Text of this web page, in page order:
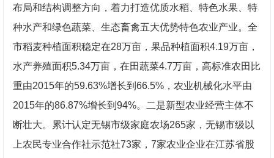
布局和结构调整方向，着力打造优质水稻、特色水果、特
种水产和绿色蔬菜、生态畜禽五大优势特色农业产业。全
市稻麦种植面积稳定在28万亩，果品种植面积4.19万亩，
水产养殖面积5.34万亩，在田蔬菜4.7万亩，高标准农田比
重由2015年的59.63%增长到66.5%，农业机械化水平由
2015年的86.87%增长到94%。二是新型农业经营主体不
断壮大。累计认定无锡市级家庭农场265家，无锡市级以
上农民专业合作社示范社73家，7家农业企业在江苏省股